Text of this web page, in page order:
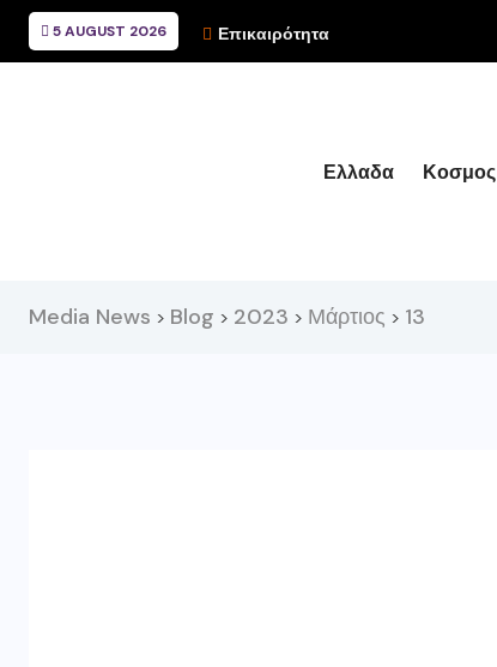
5 AUGUST 2026 Επικαιρότητα
Ελλαδα Κοσμος
Media News > Blog > 2023 > Μάρτιος > 13